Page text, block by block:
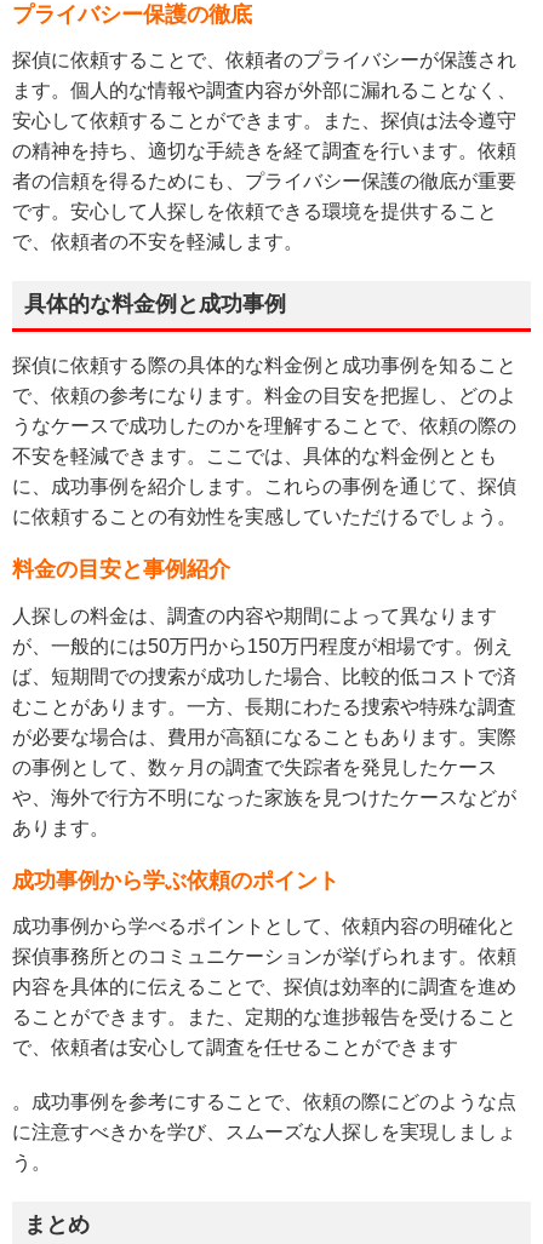
プライバシー保護の徹底
探偵に依頼することで、依頼者のプライバシーが保護され
ます。個人的な情報や調査内容が外部に漏れることなく、
安心して依頼することができます。また、探偵は法令遵守
の精神を持ち、適切な手続きを経て調査を行います。依頼
者の信頼を得るためにも、プライバシー保護の徹底が重要
です。安心して人探しを依頼できる環境を提供すること
で、依頼者の不安を軽減します。
具体的な料金例と成功事例
探偵に依頼する際の具体的な料金例と成功事例を知ること
で、依頼の参考になります。料金の目安を把握し、どのよ
うなケースで成功したのかを理解することで、依頼の際の
不安を軽減できます。ここでは、具体的な料金例ととも
に、成功事例を紹介します。これらの事例を通じて、探偵
に依頼することの有効性を実感していただけるでしょう。
料金の目安と事例紹介
人探しの料金は、調査の内容や期間によって異なります
が、一般的には50万円から150万円程度が相場です。例え
ば、短期間での捜索が成功した場合、比較的低コストで済
むことがあります。一方、長期にわたる捜索や特殊な調査
が必要な場合は、費用が高額になることもあります。実際
の事例として、数ヶ月の調査で失踪者を発見したケース
や、海外で行方不明になった家族を見つけたケースなどが
あります。
成功事例から学ぶ依頼のポイント
成功事例から学べるポイントとして、依頼内容の明確化と
探偵事務所とのコミュニケーションが挙げられます。依頼
内容を具体的に伝えることで、探偵は効率的に調査を進め
ることができます。また、定期的な進捗報告を受けること
で、依頼者は安心して調査を任せることができます
。成功事例を参考にすることで、依頼の際にどのような点
に注意すべきかを学び、スムーズな人探しを実現しましょ
う。
まとめ